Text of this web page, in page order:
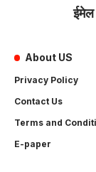
About US
Privacy Policy
Contact Us
Terms and
E-paper